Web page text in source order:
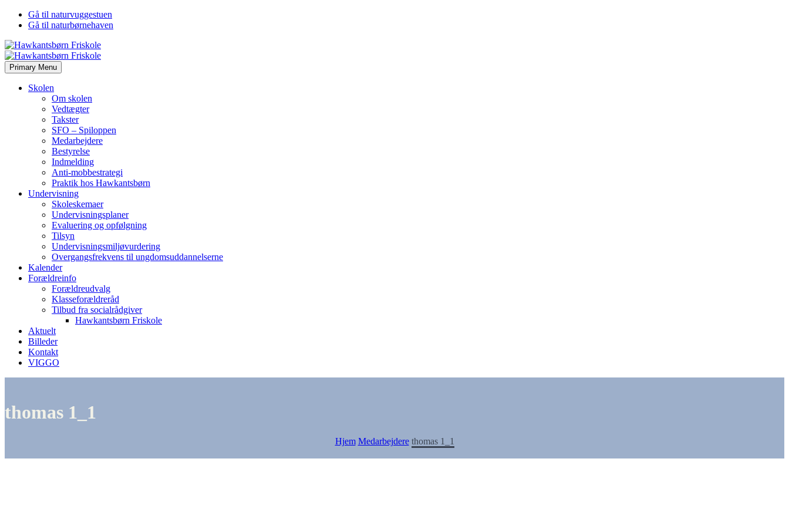
Gå til naturvuggestuen
Gå til naturbørnehaven
Primary Menu
Skolen
Om skolen
Vedtægter
Takster
SFO – Spiloppen
Medarbejdere
Bestyrelse
Indmelding
Anti-mobbestrategi
Praktik hos Hawkantsbørn
Undervisning
Skoleskemaer
Undervisningsplaner
Evaluering og opfølgning
Tilsyn
Undervisningsmiljøvurdering
Overgangsfrekvens til ungdomsuddannelserne
Kalender
Forældreinfo
Forældreudvalg
Klasseforældreråd
Tilbud fra socialrådgiver
Hawkantsbørn Friskole
Aktuelt
Billeder
Kontakt
VIGGO
thomas 1_1
Hjem Medarbejdere thomas 1_1